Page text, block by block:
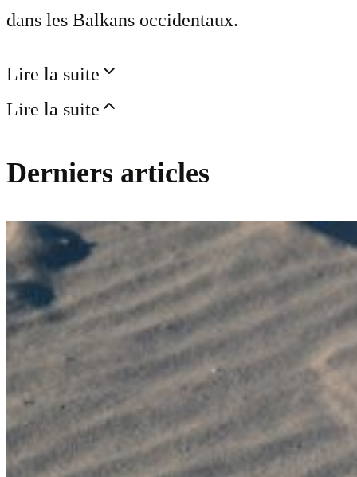
dans les Balkans occidentaux.
Lire la suite
Lire la suite
Derniers articles